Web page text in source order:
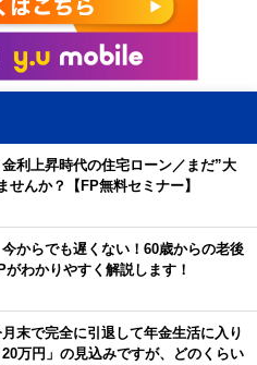
利上昇時代の住宅ローン／まだ”大
せんか？【FP無料セミナー】
今からでも遅くない！60歳からの老後
がわかりやすく解説します！
月末で完全に引退して年金生活に入り
万円」の見込みですが、どのくらい